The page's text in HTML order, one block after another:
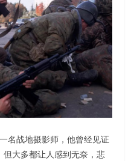
名战地摄影师，他曾经见证
大多都让人感到无奈，悲